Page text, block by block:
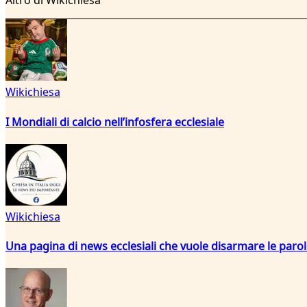
Wikichiesa
I Mondiali di calcio nell’infosfera ecclesiale
Wikichiesa
Una pagina di news ecclesiali che vuole disarmare le